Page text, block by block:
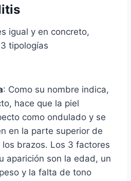
igual y en concreto,
tipologías
: Como su nombre indica,
hace que la piel
como ondulado y se
en la parte superior de
brazos. Los 3 factores
aparición son la edad, un
y la falta de tono